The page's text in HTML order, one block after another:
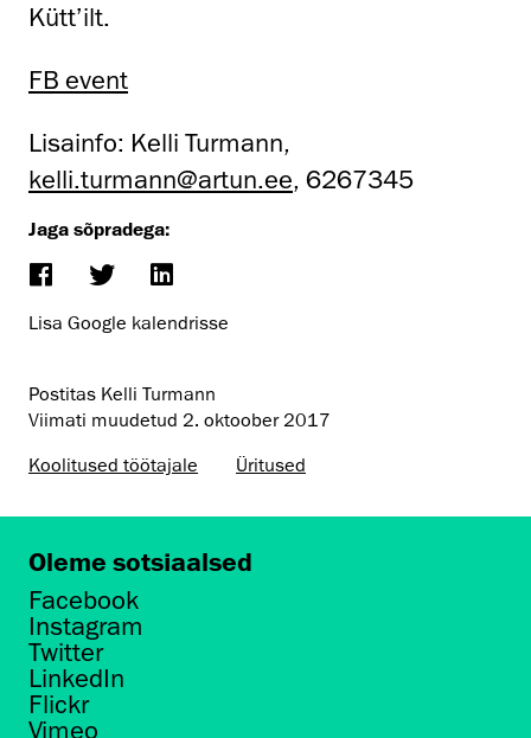
Kütt’ilt.
FB event
Lisainfo: Kelli Turmann,
kelli.turmann@artun.ee, 6267345
Jaga sõpradega:
Lisa Google kalendrisse
Postitas Kelli Turmann
Viimati muudetud 2. oktoober 2017
Koolitused töötajale
Üritused
Oleme sotsiaalsed
Facebook
Instagram
Twitter
LinkedIn
Flickr
Vimeo